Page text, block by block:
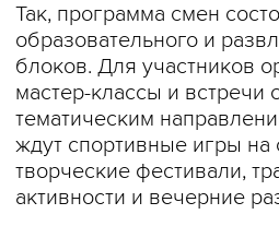
Так, программа смен
образовательного и
блоков. Для участников
мастер-классы и встречи
тематическим
ждут спортивные игры на
творческие фестивали,
активности и вечерние